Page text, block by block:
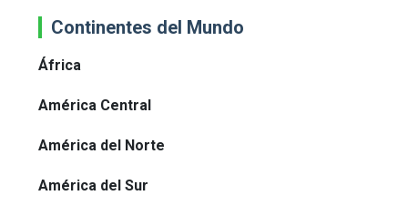
Continentes del Mundo
África
América Central
América del Norte
América del Sur